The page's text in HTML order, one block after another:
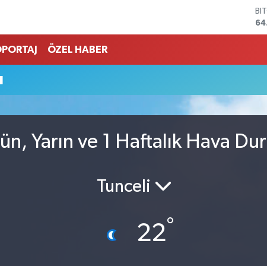
ÖZEL HABER
Yarın ve 1 Haftalık Hava
Tunceli
22°